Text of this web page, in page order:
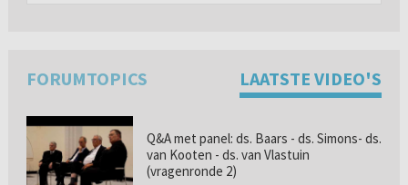
FORUMTOPICS LAATSTE VIDEO'S
Q&A met panel: ds. Baars - ds. Simons- ds.
van Kooten - ds. van Vlastuin
(vragenronde 2)